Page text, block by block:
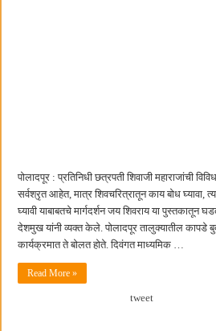
पोलादपूर : प्रतिनिधी छत्रपती शिवाजी महाराजांची
सर्वश्रृत आहेत, मात्र शिवचरित्रातून काय बोध घ्यावा,
घ्यावी याबाबतचे मार्गदर्शन जय शिवराय या पुस्तकातून
देशमुख यांनी व्यक्त केले. पोलादपूर तालुक्यातील कापडे
कार्यक्रमात ते बोलत होते. दिवंगत माध्यमिक …
Read More »
tweet